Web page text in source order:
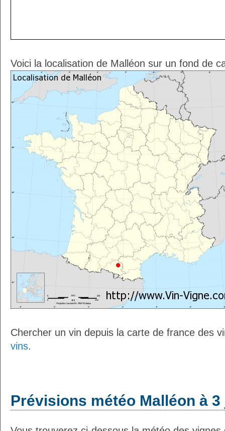
Voici la localisation de Malléon sur un fond de
Chercher un vin depuis la carte de france des
vins.
Prévisions météo Malléon à